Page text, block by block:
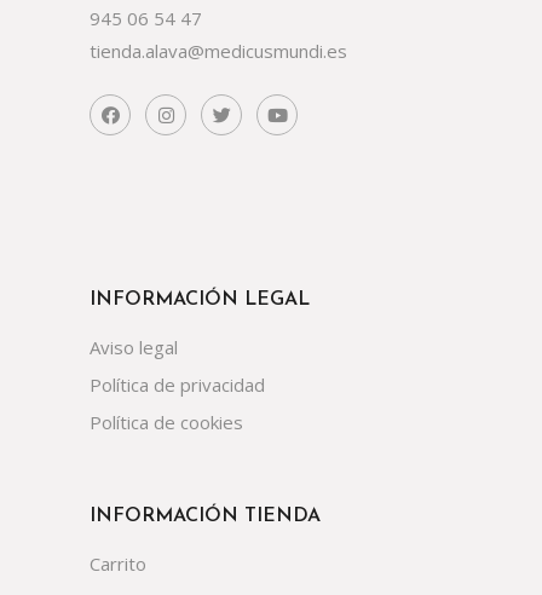
945 06 54 47
tienda.alava@medicusmundi.es
INFORMACIÓN LEGAL
Aviso legal
Política de privacidad
Política de cookies
INFORMACIÓN TIENDA
Carrito